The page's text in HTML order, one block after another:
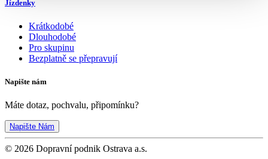
Jízdenky
Krátkodobé
Dlouhodobé
Pro skupinu
Bezplatně se přepravují
Napište nám
Máte dotaz, pochvalu, připomínku?
Napište Nám
© 2026 Dopravní podnik Ostrava a.s.